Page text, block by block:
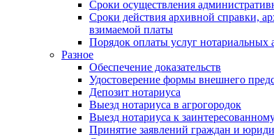
Сроки осуществления
Сроки действия архивной справки,
взимаемой платы
Порядок оплаты услуг нотариальных
Разное
Обеспечение доказательств
Удостоверение формы внешнего
Депозит нотариуса
Выезд нотариуса в агрогородок
Выезд нотариуса к
Принятие заявлений граждан и